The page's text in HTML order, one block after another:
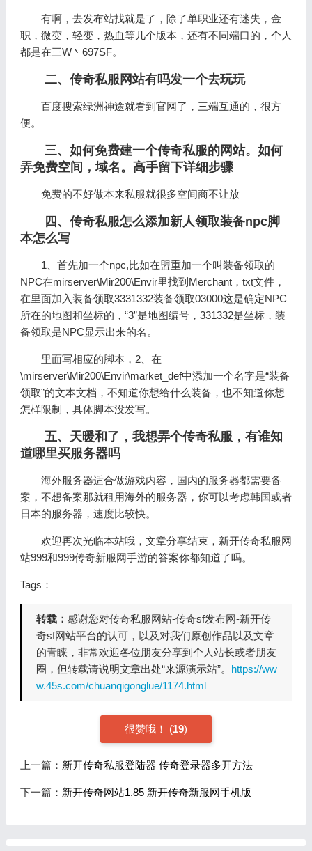
有啊，去发布站找就是了，除了单职业还有迷失，金
职，微变，轻变，热血等几个版本，还有不同端口的，个人
都是在三W丶697SF。
二、传奇私服网站有吗发一个去玩玩
百度搜索绿洲神途就看到官网了，三端互通的，很方
便。
三、如何免费建一个传奇私服的网站。如何
弄免费空间，域名。高手留下详细步骤
免费的不好做本来私服就很多空间商不让放
四、传奇私服怎么添加新人领取装备npc脚
本怎么写
1、首先加一个npc,比如在盟重加一个叫装备领取的
NPC在mirserver\Mir200\Envir里找到Merchant，txt文件，
在里面加入装备领取3331332装备领取03000这是确定NPC
所在的地图和坐标的，“3”是地图编号，331332是坐标，装
备领取是NPC显示出来的名。
里面写相应的脚本，2、在
\mirserver\Mir200\Envir\market_def中添加一个名字是“装备
领取”的文本文档，不知道你想给什么装备，也不知道你想
怎样限制，具体脚本没发写。
五、天暖和了，我想弄个传奇私服，有谁知
道哪里买服务器吗
海外服务器适合做游戏内容，国内的服务器都需要备
案，不想备案那就租用海外的服务器，你可以考虑韩国或者
日本的服务器，速度比较快。
欢迎再次光临本站哦，文章分享结束，新开传奇私服网
站999和999传奇新服网手游的答案你都知道了吗。
Tags：
转载： 感谢您对传奇私服网站-传奇sf发布网-新开传
奇sf网站平台的认可，以及对我们原创作品以及文章
的青睐，非常欢迎各位朋友分享到个人站长或者朋友
圈，但转载请说明文章出处“来源演示站”。 https://ww
w.45s.com/chuanqigonglue/1174.html
很赞哦！ (19)
上一篇： 新开传奇私服登陆器 传奇登录器多开方法
下一篇： 新开传奇网站1.85 新开传奇新服网手机版